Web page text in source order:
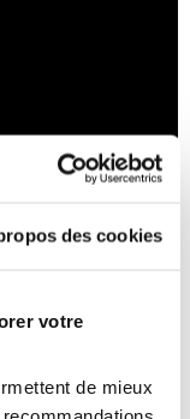
des cookies
votre
de mieux
vous pouvez
général meilleure
exemple d’une
cylindre abusde